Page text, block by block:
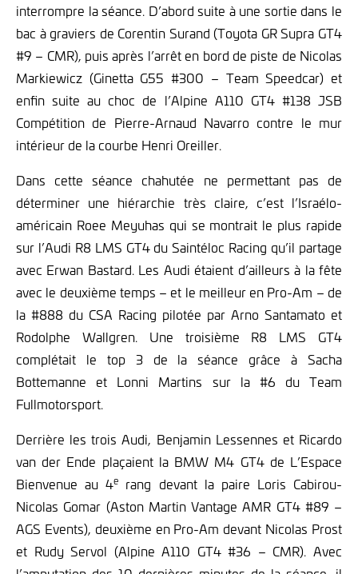
interrompre la séance. D’abord suite à une sortie dans le
bac à graviers de Corentin Surand (Toyota GR Supra GT4
#9 – CMR), puis après l’arrêt en bord de piste de Nicolas
Markiewicz (Ginetta G55 #300 – Team Speedcar) et
enfin suite au choc de l’Alpine A110 GT4 #138 JSB
Compétition de Pierre-Arnaud Navarro contre le mur
intérieur de la courbe Henri Oreiller.
Dans cette séance chahutée ne permettant pas de
déterminer une hiérarchie très claire, c’est l’Israélo-
américain Roee Meyuhas qui se montrait le plus rapide
sur l’Audi R8 LMS GT4 du Saintéloc Racing qu’il partage
avec Erwan Bastard. Les Audi étaient d’ailleurs à la fête
avec le deuxième temps – et le meilleur en Pro-Am – de
la #888 du CSA Racing pilotée par Arno Santamato et
Rodolphe Wallgren. Une troisième R8 LMS GT4
complétait le top 3 de la séance grâce à Sacha
Bottemanne et Lonni Martins sur la #6 du Team
Fullmotorsport.
Derrière les trois Audi, Benjamin Lessennes et Ricardo
van der Ende plaçaient la BMW M4 GT4 de L’Espace
Bienvenue au 4e
rang devant la paire Loris Cabirou-
Nicolas Gomar (Aston Martin Vantage AMR GT4 #89 –
AGS Events), deuxième en Pro-Am devant Nicolas Prost
et Rudy Servol (Alpine A110 GT4 #36 – CMR). Avec